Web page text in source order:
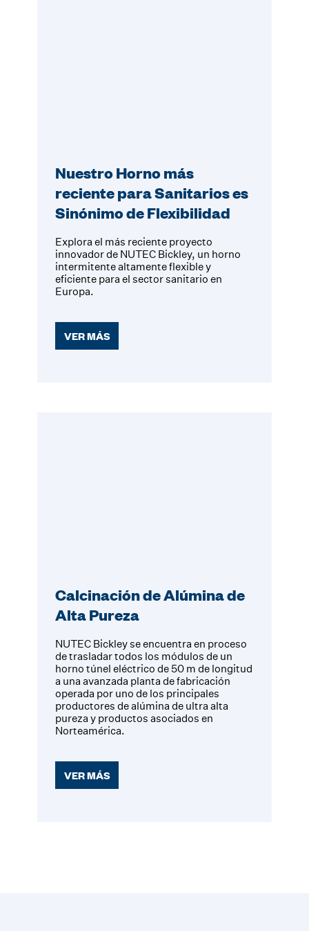
Nuestro Horno más
reciente para Sanitarios es
Sinónimo de Flexibilidad
Explora el más reciente proyecto
innovador de NUTEC Bickley, un horno
intermitente altamente flexible y
eficiente para el sector sanitario en
Europa.
VER MÁS
Calcinación de Alúmina de
Alta Pureza
NUTEC Bickley se encuentra en proceso
de trasladar todos los módulos de un
horno túnel eléctrico de 50 m de longitud
a una avanzada planta de fabricación
operada por uno de los principales
productores de alúmina de ultra alta
pureza y productos asociados en
Norteamérica.
VER MÁS